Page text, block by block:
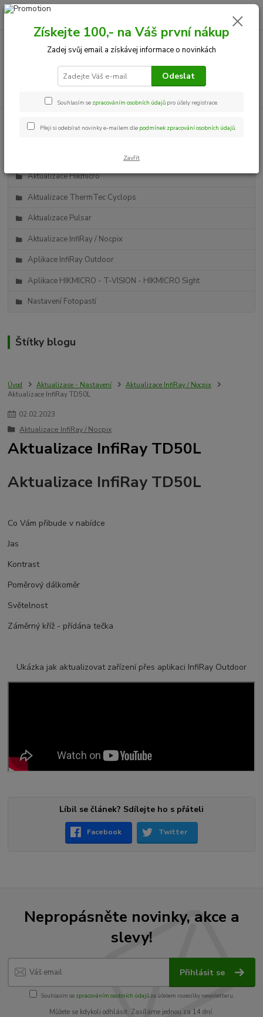
+420 534 534 863
0,00 Kč
Kategorie blogu
NASTŘELIT NOČNÍ VIDĚNÍ HIKMICRO ALPEX?
Aktualizace Hikmicro
Aktualizace ThermTec Cyclops
Aktualizace Pulsar
Aktualizace InfiRay / Nocpix
Aplikace InfiRay Outdoor
Aplikace HIKMICRO - T-VISION - HIKMICRO Sight
Nastavení Fotopastí
Štítky blogu
Úvod Aktualizase - Nastavení
Aktualizace InfiRay / Nocpix
Aktualizace InfiRay TD50L
02.02.2023
Aktualizace InfiRay / Nocpix
Aktualizace InfiRay TD50L
Aktualizace InfiRay TD50L
Co Vám přibude v nabídce
Jas
Kontrast
Poměrový dálkoměr
Světelnost
Záměrný kříž - přídána tečka
Ukázka jak aktualizovat zařízení přes aplikaci InfiRay Outdoor
Líbil se článek? Sdílejte ho s přáteli
Facebook Twitter
Nepropásněte novinky, akce a
slevy!
Přihlásit se
Souhlasím se zpracováním osobních údajůza účelem rozesílky newsletteru.
Můžete se kdykoli odhlásit. Zasíláme jednou za 14 dní.
Získejte 100,- na Váš první nákup
Zadej svůj email a získávej informace o novinkách
Odeslat
Souhlasím se zpracováním osobních údajů pro účely registrace.
Přeji si odebírat novinky e-mailem dle podmínek zpracování osobních údajů.
Zavřít